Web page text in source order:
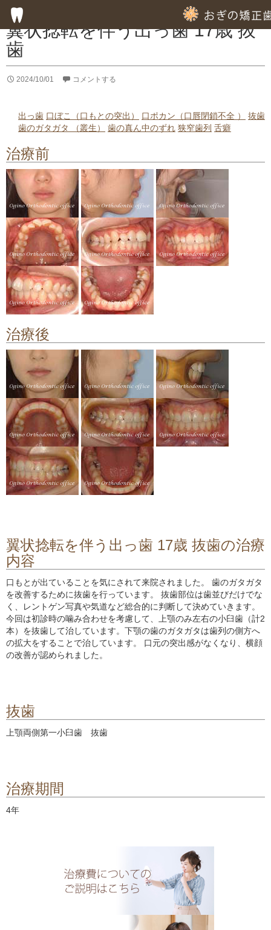
翼状捻転を伴う出っ歯 17歳 抜
歯
2024/10/01 コメントする
出っ歯 口ぼこ（口もとの突出） 口ポカン（口唇閉鎖不全 ）
抜歯
歯のガタガタ （叢生）
歯の真ん中のずれ 狭窄歯列 舌癖
治療前
治療後
翼状捻転を伴う出っ歯 17歳 抜歯の治療
内容
口もとが出ていることを気にされて来院されました。 歯のガタガタ
を改善するために抜歯を行っています。 抜歯部位は歯並びだけでな
く、レントゲン写真や気道など総合的に判断して決めていきます。
今回は初診時の噛み合わせを考慮して、上顎のみ左右の小臼歯（計2
本）を抜歯して治しています。下顎の歯のガタガタは歯列の側方へ
の拡大をすることで治しています。 口元の突出感がなくなり、横顔
の改善が認められました。
抜歯
上顎両側第一小臼歯 抜歯
治療期間
4年
子供の歯列矯正
専門的な徹底した歯みがき指導
専門的な虫歯予防の指導
歯周病のための歯列矯正
部分的歯列矯正
顎関節症の治療
料金について
矯正治療のリスクや副作用について